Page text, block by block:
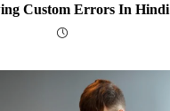
Custom Errors In Hindi